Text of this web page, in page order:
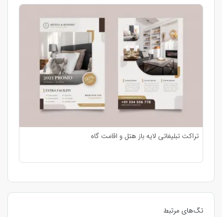
تگ‌های مرتبط
تراکت تبلیغاتی لایه باز هتل و اقامت گاه